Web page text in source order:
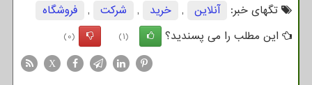
تگهای خبر:
آنلاین , خرید , شركت ,
فروشگاه
این مطلب را می پسندید؟
(1)
(0)
X